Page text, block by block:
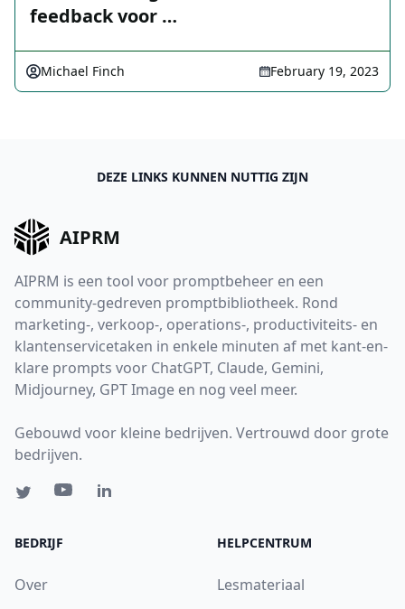
feedback voor …
Michael Finch February 19, 2023
DEZE LINKS KUNNEN NUTTIG ZIJN
AIPRM
AIPRM is een tool voor promptbeheer en een
community-gedreven promptbibliotheek. Rond
marketing-, verkoop-, operations-, productiviteits- en
klantenservicetaken in enkele minuten af met kant-en-
klare prompts voor ChatGPT, Claude, Gemini,
Midjourney, GPT Image en nog veel meer.
Gebouwd voor kleine bedrijven. Vertrouwd door grote
bedrijven.
BEDRIJF
Over
HELPCENTRUM
Lesmateriaal